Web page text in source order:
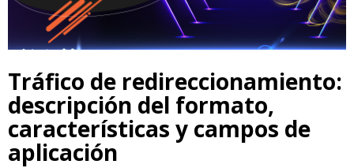
Tráfico de redireccionamiento:
descripción del formato,
características y campos de
aplicación